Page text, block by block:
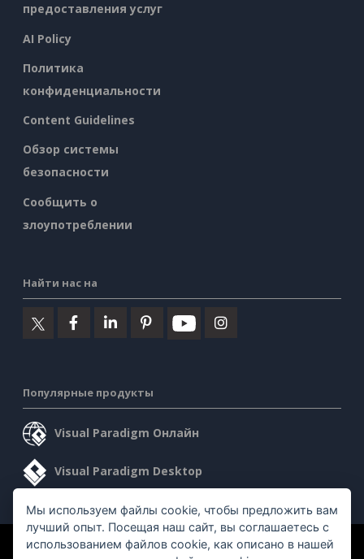
предоставления услуг
AI Policy
Политика
конфиденциальности
Content Guidelines
Обзор системы
безопасности
Сообщить о
злоупотреблении
Найти нас на
Популярные продукты
Visual Paradigm Онлайн
Visual Paradigm Desktop
©2026 by Visual Paradigm. Все права защищены.
Мы используем файлы cookie, чтобы предложить вам
лучший опыт. Посещая наш сайт, вы соглашаетесь с
использованием файлов cookie, как описано в нашей